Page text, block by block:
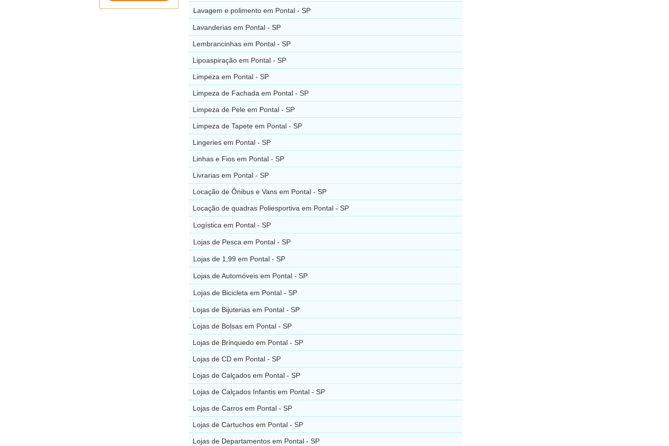
Lavagem e polimento em Pontal - SP
Lavanderias em Pontal - SP
Lembrancinhas em Pontal - SP
Lipoaspiração em Pontal - SP
Limpeza em Pontal - SP
Limpeza de Fachada em Pontal - SP
Limpeza de Pele em Pontal - SP
Limpeza de Tapete em Pontal - SP
Lingeries em Pontal - SP
Linhas e Fios em Pontal - SP
Livrarias em Pontal - SP
Locação de Ônibus e Vans em Pontal - SP
Locação de quadras Poliesportiva em Pontal - SP
Logística em Pontal - SP
Lojas de Pesca em Pontal - SP
Lojas de 1,99 em Pontal - SP
Lojas de Automóveis em Pontal - SP
Lojas de Bicicleta em Pontal - SP
Lojas de Bijuterias em Pontal - SP
Lojas de Bolsas em Pontal - SP
Lojas de Brinquedo em Pontal - SP
Lojas de CD em Pontal - SP
Lojas de Calçados em Pontal - SP
Lojas de Calçados Infantis em Pontal - SP
Lojas de Carros em Pontal - SP
Lojas de Cartuchos em Pontal - SP
Lojas de Departamentos em Pontal - SP